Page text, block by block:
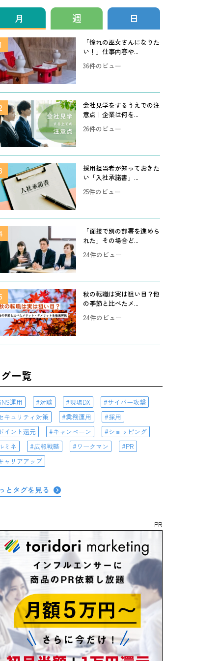
月 週 日
「憧れの巫女さんになりた
い！」仕事内容や...
36件のビュー
会社見学をするうえでの注
意点｜企業は何を...
26件のビュー
採用担当者が知っておきた
い「入社承諾書」...
25件のビュー
「面接で別の部署を進めら
れた」その場合ど...
24件のビュー
秋の転職は実は狙い目？他
の季節と比べたメ...
24件のビュー
一覧
運用 対談 現場DX
サイバー攻撃
キュリティ対策
業務運用
採用
イント還元
キャンペーン
ショッピング
ミネ
広報戦略 ワークマン
PR
ャリアアップ
とタグを見る
PR